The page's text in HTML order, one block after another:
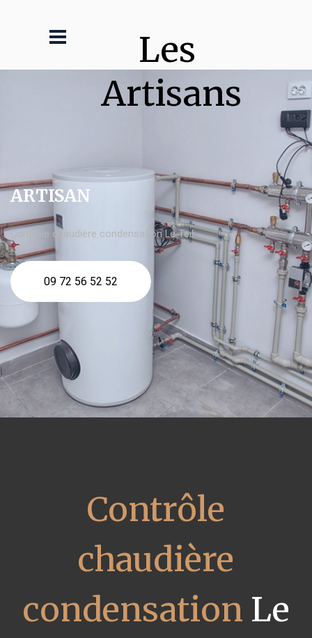
Les
Artisans
ARTISAN
Contrôle chaudière condensation Le Teil
09 72 56 52 52
Contrôle
chaudière
condensation Le